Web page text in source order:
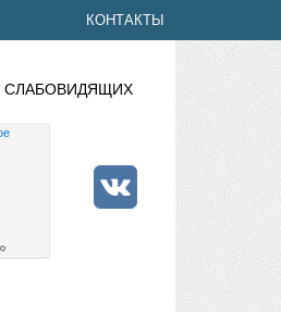
КОНТАКТЫ
СЛАБОВИДЯЩИХ